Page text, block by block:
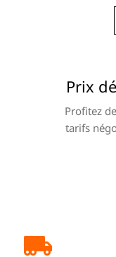
Prix
Profitez
tarifs